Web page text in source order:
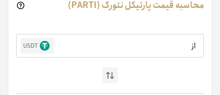
محاسبه قیمت پارتیکل نتورک (PARTI)
از USDT